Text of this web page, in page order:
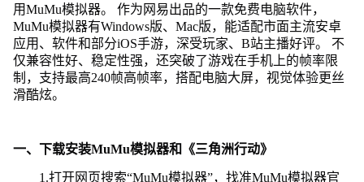
用MuMu模拟器。 作为网易出品的一款免费电脑软件，
MuMu模拟器有Windows版、Mac版，能适配市面主流安卓
应用、软件和部分iOS手游，深受玩家、B站主播好评。 不
仅兼容性好、稳定性强，还突破了游戏在手机上的帧率限
制，支持最高240帧高帧率，搭配电脑大屏，视觉体验更丝
滑酷炫。
一、下载安装MuMu模拟器和《三角洲行动》
1.打开网页搜索“MuMu模拟器”，找准MuMu模拟器官